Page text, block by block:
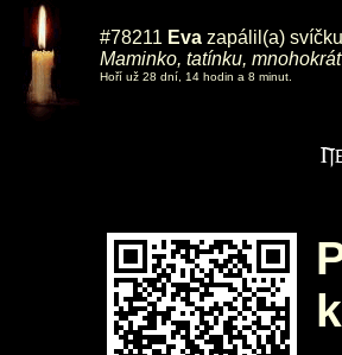
#78211 Eva zapálil(a) svíčku
Maminko, tatínku,
Hoří už 28 dní, 14 hodin a 8 minut.